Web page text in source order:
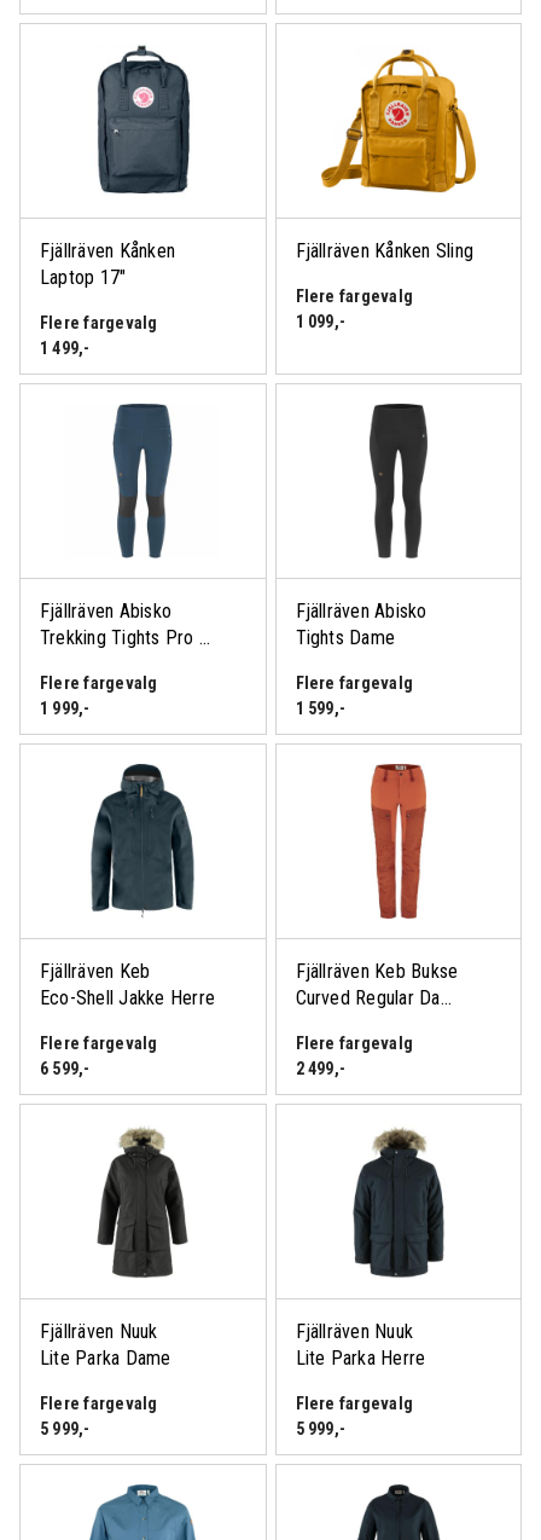
Logg inn eller bli medlem
Fjällräven Kånken
Laptop 17″
Flere fargevalg
1 499,-
Logg inn eller bli medlem
for å se medlemspris
Fjällräven Kånken Sling
Flere fargevalg
1 099,-
Logg inn eller bli medlem
for å se medlemspris
Fjällräven Abisko
Trekking Tights Pro ...
Flere fargevalg
1 999,-
Fjällräven Abisko
Tights Dame
Flere fargevalg
1 599,-
Logg inn eller bli medlem
Fjällräven Keb
Eco-Shell Jakke Herre
Flere fargevalg
6 599,-
Logg inn eller bli medlem
for å se medlemspris
Fjällräven Keb Bukse
Curved Regular Da...
Flere fargevalg
2 499,-
Fjällräven Nuuk
Lite Parka Dame
Flere fargevalg
5 999,-
Fjällräven Nuuk
Lite Parka Herre
Flere fargevalg
5 999,-